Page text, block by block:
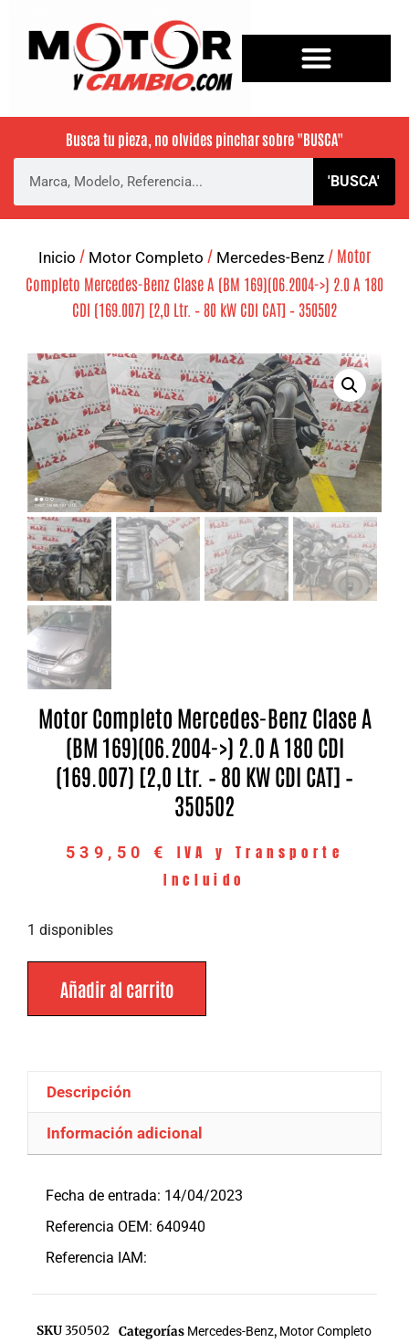
Busca tu pieza, no olvides pinchar sobre "BUSCA"
'BUSCA'
Inicio / Motor Completo / Mercedes-Benz / Motor
Completo Mercedes-Benz Clase A (BM 169)(06.2004->) 2.0 A 180
CDI (169.007) [2,0 Ltr. – 80 kW CDI CAT] – 350502
Motor Completo Mercedes-Benz Clase A
(BM 169)(06.2004->) 2.0 A 180 CDI
(169.007) [2,0 Ltr. – 80 KW CDI CAT] –
350502
539,50 €
IVA y Transporte
Incluido
1 disponibles
Añadir al carrito
Descripción
Información adicional
Fecha de entrada: 14/04/2023
Referencia OEM: 640940
Referencia IAM:
SKU350502 Categorías Mercedes-Benz, Motor Completo